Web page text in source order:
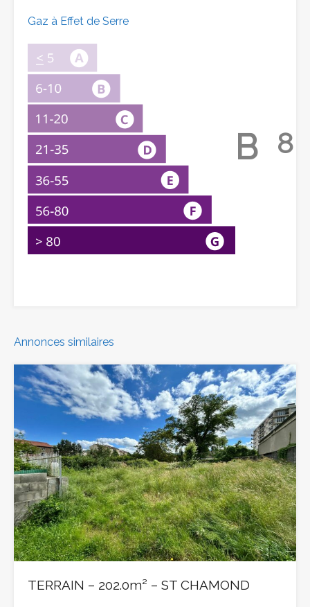
Gaz à Effet de Serre
B 8
Annonces similaires
TERRAIN – 202.0m² – ST CHAMOND